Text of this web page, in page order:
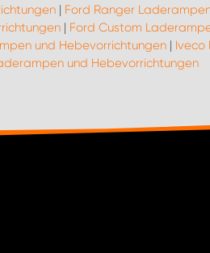
| Ford Ranger
| Ford Custom
und Hebevorrichtungen| Iveco
und Hebevorrichtungen